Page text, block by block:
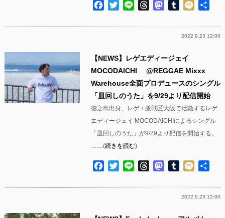
Facebook
TwitterLine ThreadsMastodon
Tumblr
Mixi
2022.9.23 12:00
【NEWS】レゲエディージェイ
MOCODAICHI @REGGAE Mixxx
Warehouse全面プロデュースのシングル
「皿回しのうた」を9/29より配信開始
徳之島出身、レゲエ激戦区大阪で活動するレゲ
エディージェイ MOCODAICHIによるシングル
「皿回しのうた」が9/29より配信を開始する。
……(続きを読む)
Facebook
TwitterLine ThreadsMastodon
Tumblr
Mixi
2022.9.23 12:00